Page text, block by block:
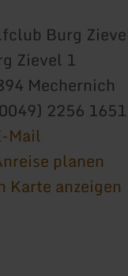
Burg
Zievel 1
Mechernich
2256 1651
Mail
planen
Karte anzeigen